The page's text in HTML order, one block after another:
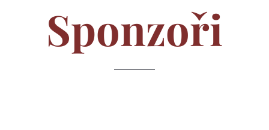
Sponzoři